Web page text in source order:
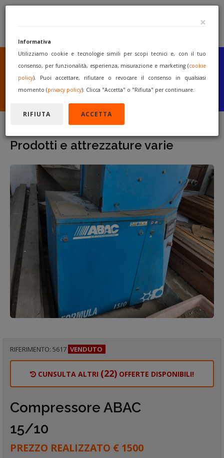
SEI UN COSTRUTTORE
O UN RIVENDITORE?
PUBBLICA GRATUITAMENTE
I TUOI MACCHINARI
INIZIA A VENDERE
Prodotti e attrezzature varie
RIFERIMENTO: 5617 VENDUTO
CUNSULTA ALTRI (22) OFFERTE DISPONIBILI!
Compressore ABAC
15/10
PREZZO REALIZZATO € 1500
×
Informativa
Utilizziamo cookie e tecnologie simili per scopi tecnici e, con il tuo
consenso, per funzionalità, esperienza, misurazione e marketing (cookie
policy). Puoi accettare, rifiutare o revocare il consenso in qualsiasi
momento (privacy policy). Clicca "Accetta" o "Rifiuta" per continuare.
RIFIUTA ACCETTA